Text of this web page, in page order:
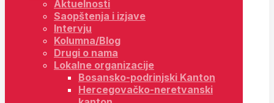
Aktuelnosti
Saopštenja i izjave
Intervju
Kolumna/Blog
Drugi o nama
Lokalne organizacije
Bosansko-podrinjski Kanton
Hercegovačko-neretvanski